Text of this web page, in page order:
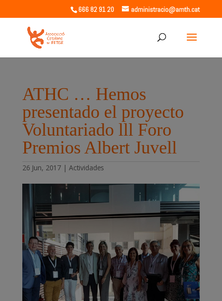
666 82 91 20 administracio@amth.cat
ATHC … Hemos
presentado el proyecto
Voluntariado lll Foro
Premios Albert Juvell
26 Jun, 2017 | Actividades